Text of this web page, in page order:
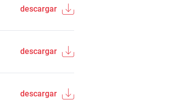
descargar
descargar
descargar